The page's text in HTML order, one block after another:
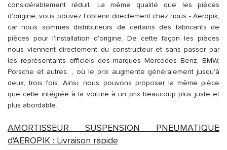
considérablement réduit. La même qualité que les pièces
d'origine, vous pouvez l'obtenir directement chez nous - Aeropik,
car nous sommes distributeurs de certains des fabricants de
pièces pour l'installation d'origine. De cette façon les pièces
nous viennent directement du constructeur et sans passer par
les représentants officiels des marques Mercedes Benz, BMW,
Porsche et autres. , où le prix augmente généralement jusqu'à
deux, trois fois. Ainsi, nous pouvons proposer la même pièce
que celle intégrée à la voiture à un prix beaucoup plus juste et
plus abordable.
AMORTISSEUR SUSPENSION PNEUMATIQUE
d'AEROPIK : Livraison rapide